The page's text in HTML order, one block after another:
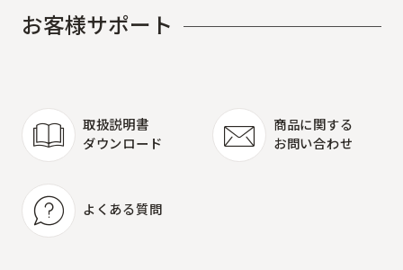
お客様サポー ト
取扱説明書
ダウンロード
商品に関する
お問い合わせ
よくある質問